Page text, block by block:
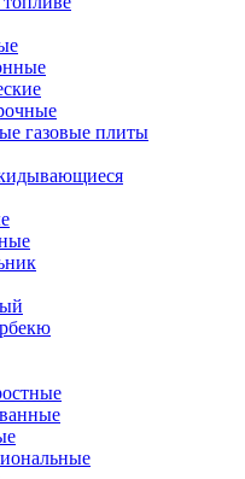
газовые плиты